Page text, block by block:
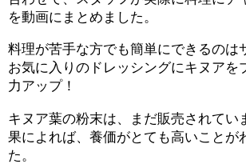
を動画にまとめました。
料理が苦手な方でも簡単にできるのは
お気に入りのドレッシングにキヌアを
力アップ！
キヌア葉の粉末は、まだ販売されてい
果によれば、養価がとても高いことが
た。